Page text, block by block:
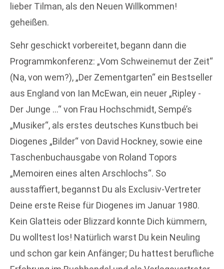
lieber Tilman, als den Neuen Willkommen!
geheißen.
Sehr geschickt vorbereitet, begann dann die
Programmkonferenz: „Vom Schweinemut der Zeit“
(Na, von wem?), „Der Zementgarten“ ein Bestseller
aus England von Ian McEwan, ein neuer „Ripley -
Der Junge …“ von Frau Hochschmidt, Sempé’s
„Musiker“, als erstes deutsches Kunstbuch bei
Diogenes „Bilder“ von David Hockney, sowie eine
Taschenbuchausgabe von Roland Topors
„Memoiren eines alten Arschlochs“. So
ausstaffiert, begannst Du als Exclusiv-Vertreter
Deine erste Reise für Diogenes im Januar 1980.
Kein Glatteis oder Blizzard konnte Dich kümmern,
Du wolltest los! Natürlich warst Du kein Neuling
und schon gar kein Anfänger; Du hattest berufliche